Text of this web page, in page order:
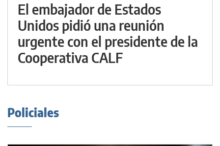
El embajador de Estados
Unidos pidió una reunión
urgente con el presidente de la
Cooperativa CALF
Policiales